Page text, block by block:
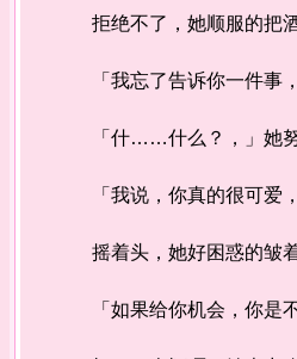
拒绝不了，她顺服的把酒
「我忘了告诉你一件事，
「什……什么？，」她努
「我说，你真的很可爱，
摇着头，她好困惑的皱
「如果给你机会，你是不